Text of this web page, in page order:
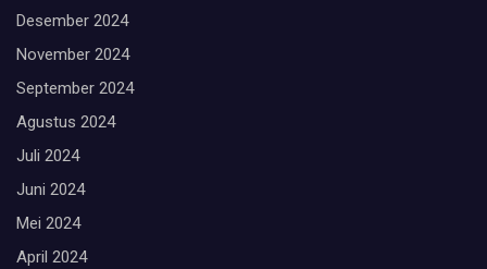
Desember 2024
November 2024
September 2024
Agustus 2024
Juli 2024
Juni 2024
Mei 2024
April 2024